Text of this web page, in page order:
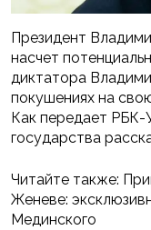
Президент
насчет
диктатора
покушениях на
Как передает РБК-
государства
Читайте также:
Женеве:
Мединского